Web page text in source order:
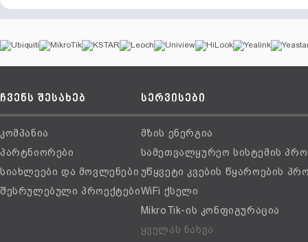
ჩვენს შესახებ
კომპანია
პარტნიორები
სიახლეები და მოვლენები
შესრულებული პროექტები
სერვისები
მზის ენერგია
სამეთვალყურეო სისტემის
უწყვეტი კვების წყაროების
WiFi ქსელი
MikroTik-ის კონფიგურაცია
ყველას ნახვა